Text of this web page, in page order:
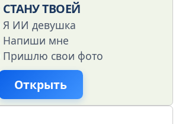
СТАНУ ТВОЕЙ
Я ИИ девушка
Напиши мне
Пришлю свои фото
Открыть